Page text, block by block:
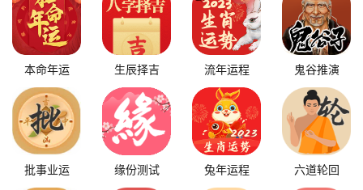
本命年运 生辰择吉 流年运程 鬼谷推演
批事业运 缘份测试 兔年运程 六道轮回